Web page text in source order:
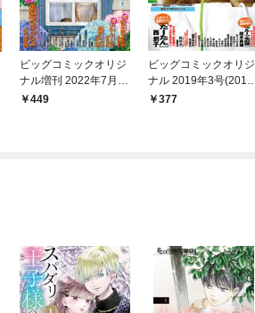
ビッグコミックオリジ
ナル増刊 2022年7月増
刊号（2022年6月10日
449
ビッグコミックオリジ
ナル 2019年3号(2019
年1月19日発売)
377